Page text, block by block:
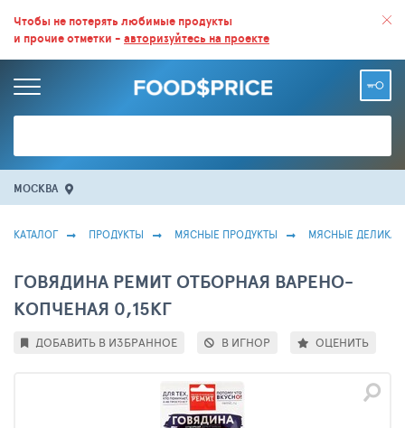
ВСЕ СКИДКИ И ВЫГОДНЫЕ ЦЕНЫ НА ПРОДУКТЫ В МАГАЗИНАХ.
БОЛЬШЕ 100 000 ТОВАРОВ. ЕЖЕДНЕВНОЕ ОБНОВЛЕНИЕ ЦЕН.
Чтобы не потерять любимые продукты
и прочие отметки - авторизуйтесь на проекте
МОСКВА
КАТАЛОГ ПРОДУКТЫ МЯСНЫЕ ПРОДУКТЫ МЯСНЫЕ
ГОВЯДИНА РЕМИТ ОТБОРНАЯ ВАРЕНО-
КОПЧЕНАЯ 0,15КГ
ДОБАВИТЬ В ИЗБРАННОЕ В ИГНОР ОЦЕНИТЬ